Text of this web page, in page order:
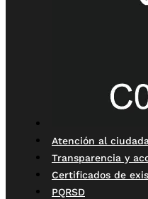
Atención al
Transparencia y
Certificados de
PQRSD